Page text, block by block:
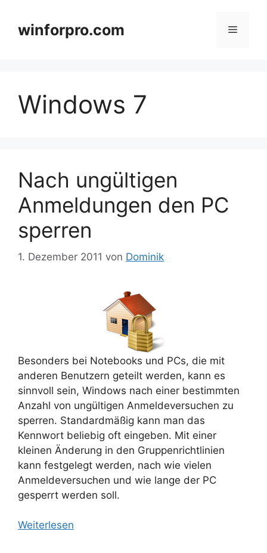
springenwinforpro.com Menü
Windows 7
Nach ungültigen
Anmeldungen den PC
sperren
1. Dezember 2011 von Dominik
Besonders bei Notebooks und PCs, die mit
anderen Benutzern geteilt werden, kann es
sinnvoll sein, Windows nach einer bestimmten
Anzahl von ungültigen Anmeldeversuchen zu
sperren. Standardmäßig kann man das
Kennwort beliebig oft eingeben. Mit einer
kleinen Änderung in den Gruppenrichtlinien
kann festgelegt werden, nach wie vielen
Anmeldeversuchen und wie lange der PC
gesperrt werden soll.
Weiterlesen